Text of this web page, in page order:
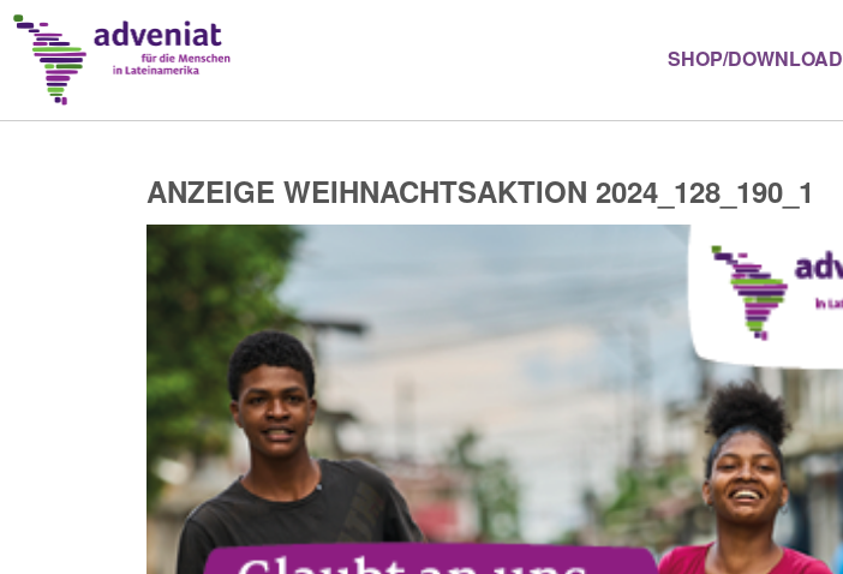
SHOP/DOWNLOAD
ANZEIGE WEIHNACHTSAKTION 2024_128_190_1